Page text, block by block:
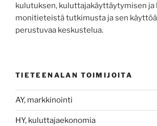
kulutuksen, kuluttajakäyttäytymisen
monitieteistä tutkimusta ja sen
perustuvaa keskustelua.
TIETEENALAN TOIMIJOITA
AY, markkinointi
HY, kuluttajaekonomia